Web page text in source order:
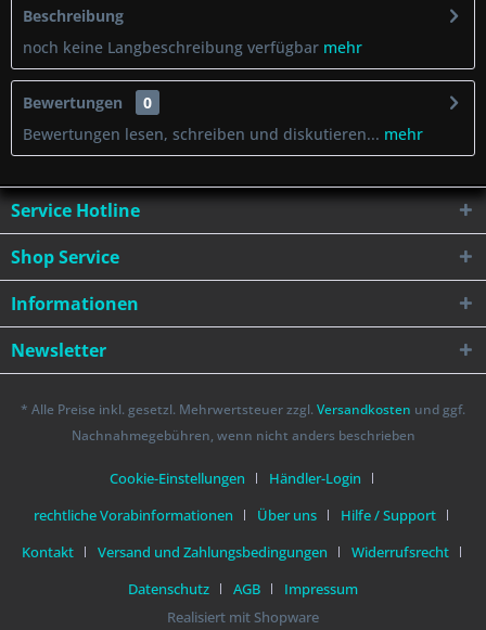
Beschreibung
noch keine Langbeschreibung verfügbar mehr
Bewertungen
0
Bewertungen lesen, schreiben und diskutieren... mehr
Service Hotline
Shop Service
Informationen
Newsletter
* Alle Preise inkl. gesetzl. Mehrwertsteuer zzgl. Versandkosten und ggf.
Nachnahmegebühren, wenn nicht anders beschrieben
Cookie-Einstellungen
Händler-Login
rechtliche Vorabinformationen
Über uns
Hilfe / Support
Kontakt
Versand und Zahlungsbedingungen
Widerrufsrecht
Datenschutz
AGB
Impressum
Realisiert mit Shopware